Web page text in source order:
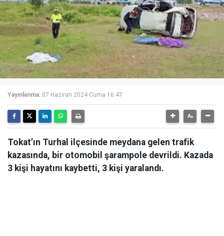
Yayınlanma: 07 Haziran 2024 Cuma 16:47
Tokat’ın Turhal ilçesinde meydana gelen trafik
kazasında, bir otomobil şarampole devrildi. Kazada
3 kişi hayatını kaybetti, 3 kişi yaralandı.